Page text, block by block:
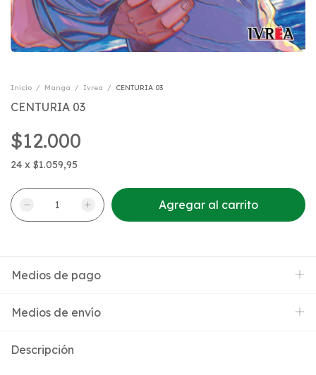
Inicio / Manga / Ivrea / CENTURIA 03
CENTURIA 03
$12.000
24 x $1.059,95
Medios de pago
Medios de envío
Descripción